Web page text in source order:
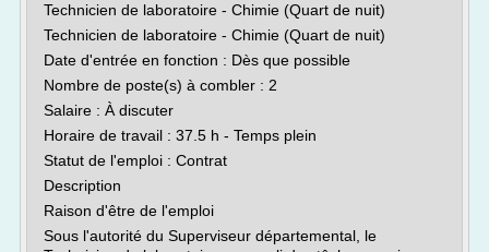
Technicien de laboratoire - Chimie (Quart de nuit)
Technicien de laboratoire - Chimie (Quart de nuit)
Date d'entrée en fonction : Dès que possible
Nombre de poste(s) à combler : 2
Salaire : À discuter
Horaire de travail : 37.5 h - Temps plein
Statut de l'emploi : Contrat
Description
Raison d'être de l'emploi
Sous l'autorité du Superviseur départemental, le